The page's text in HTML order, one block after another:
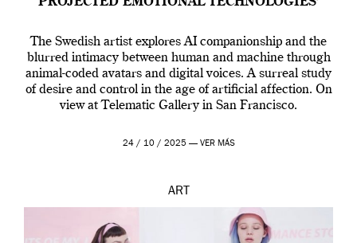
PROJECTED EMOTIONAL TECHNOLOGIES’
The Swedish artist explores AI companionship and the
blurred intimacy between human and machine through
animal-coded avatars and digital voices. A surreal study
of desire and control in the age of artificial affection. On
view at Telematic Gallery in San Francisco.
24 / 10 / 2025 — VER MÁS
ART